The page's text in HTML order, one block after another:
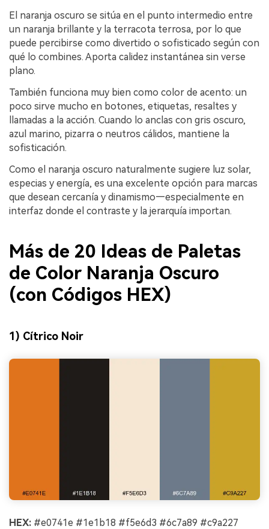
El naranja oscuro se sitúa en el punto intermedio entre
un naranja brillante y la terracota terrosa, por lo que
puede percibirse como divertido o sofisticado según con
qué lo combines. Aporta calidez instantánea sin verse
plano.
También funciona muy bien como color de acento: un
poco sirve mucho en botones, etiquetas, resaltes y
llamadas a la acción. Cuando lo anclas con gris oscuro,
azul marino, pizarra o neutros cálidos, mantiene la
sofisticación.
Como el naranja oscuro naturalmente sugiere luz solar,
especias y energía, es una excelente opción para marcas
que desean cercanía y dinamismo—especialmente en
interfaz donde el contraste y la jerarquía importan.
Más de 20 Ideas de Paletas
de Color Naranja Oscuro
(con Códigos HEX)
1) Cítrico Noir
HEX: #e0741e #1e1b18 #f5e6d3 #6c7a89 #c9a227